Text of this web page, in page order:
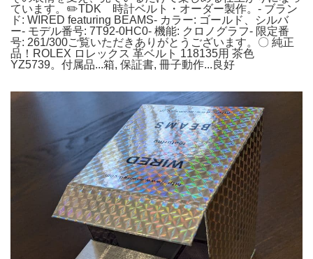
ています。✏️TDK 時計ベルト・オーダー製作。- ブラン
ド: WIRED featuring BEAMS- カラー: ゴールド、シルバ
ー- モデル番号: 7T92-0HC0- 機能: クロノグラフ- 限定番
号: 261/300ご覧いただきありがとうございます。〇 純正
品！ROLEX ロレックス 革ベルト 118135用 茶色
YZ5739。付属品...箱, 保証書, 冊子動作...良好